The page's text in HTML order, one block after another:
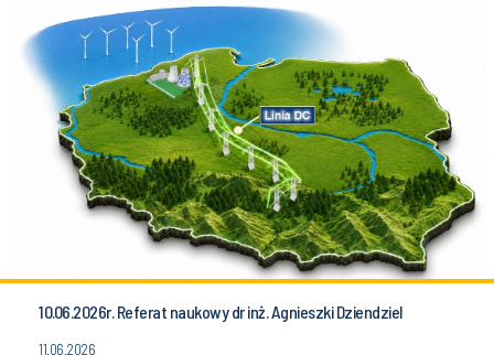
10.06.2026r. Referat naukowy dr inż. Agnieszki Dziendziel
11.06.2026